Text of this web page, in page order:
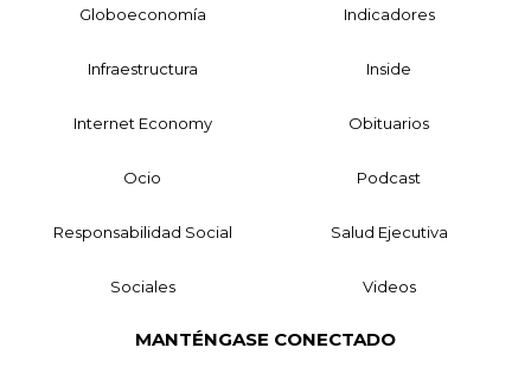
Globoeconomía Indicadores
Infraestructura Inside
Internet Economy Obituarios
Ocio Podcast
Responsabilidad Social Salud Ejecutiva
Sociales Videos
MANTÉNGASE CONECTADO